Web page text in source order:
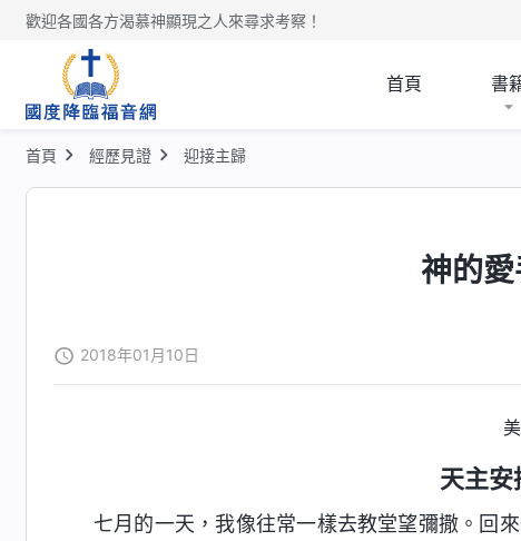
歡迎各國各方渴慕神顯現之人來尋求考察！
首頁 書
首頁 經歷見證 迎接主歸
神的
2018年01月10日
天主安
七月的一天，我像往常一樣去教堂望彌撒。回